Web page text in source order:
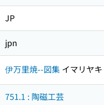
JP
jpn
伊万里焼--図集 イマリヤ
751.1 : 陶磁工芸